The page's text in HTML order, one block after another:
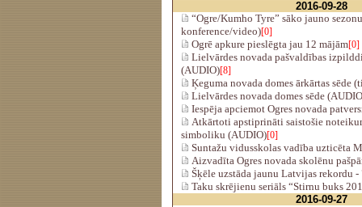
2016-09-28
“Ogre/Kumho Tyre” sāko jauno
konference/video)[0]
Ogrē apkure pieslēgta jau 12 mājām[0]
Lielvārdes novada pašvaldības
(AUDIO)[8]
Ķeguma novada domes ārkārtas sēde
Lielvārdes novada domes sēde
Iespēja apciemot Ogres novada
Atkārtoti apstiprināti saistošie
simboliku (AUDIO)[0]
Suntažu vidusskolas vadība uzticēta
Aizvadīta Ogres novada skolēnu
Šķēle uzstāda jaunu Latvijas rekordu -
Taku skrējienu seriāls “Stirnu buks
2016-09-27